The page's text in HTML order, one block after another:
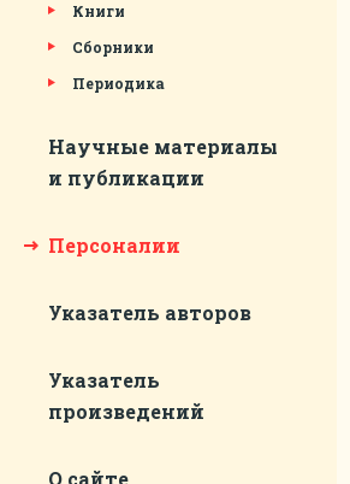
Книги
Сборники
Периодика
Научные материалы
и публикации
Персоналии
Указатель авторов
Указатель
произведений
О сайте